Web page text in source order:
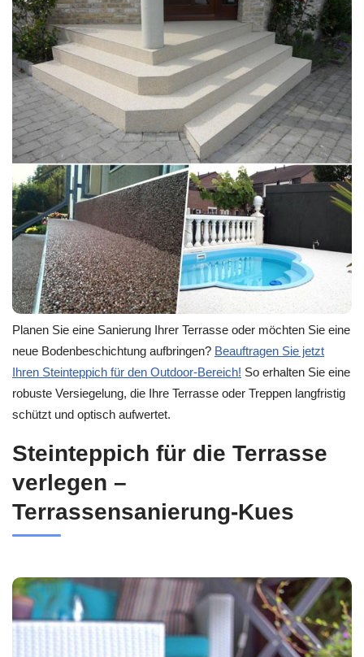
Planen Sie eine Sanierung Ihrer Terrasse oder möchten Sie eine
neue Bodenbeschichtung aufbringen? Beauftragen Sie jetzt
Ihren Steinteppich für den Outdoor-Bereich! So erhalten Sie eine
robuste Versiegelung, die Ihre Terrasse oder Treppen langfristig
schützt und optisch aufwertet.
Steinteppich für die Terrasse
verlegen –
Terrassensanierung-Kues